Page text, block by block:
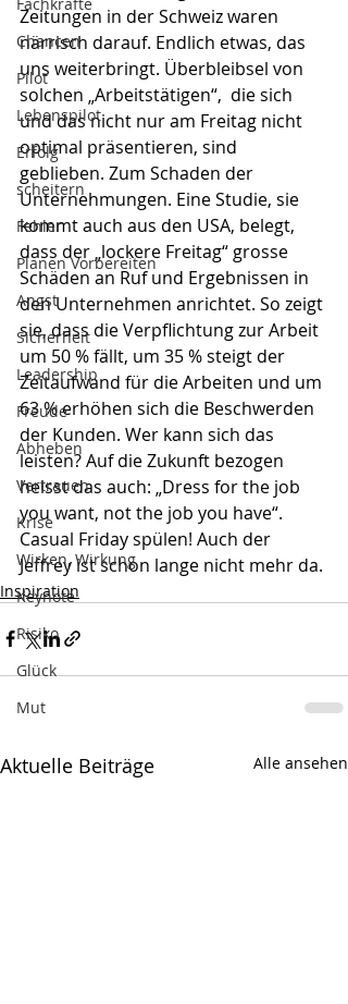
Chancen
Pilot
Lebenspilot
Erfolg
scheitern
Fehler
Planen Vorbereiten
Angst
Sicherheit
Leadership
Freude
Abheben
Vertrauen
Krise
Wirken, Wirkung
Keynote
Risiko
Glück
Mut
Zeitungen in der Schweiz waren
närrisch darauf. Endlich etwas, das
uns weiterbringt. Überbleibsel von
solchen „Arbeitstätigen“,  die sich
und das nicht nur am Freitag nicht
optimal präsentieren, sind
geblieben. Zum Schaden der
Unternehmungen. Eine Studie, sie
kommt auch aus den USA, belegt,
dass der „lockere Freitag“ grosse
Schäden an Ruf und Ergebnissen in
den Unternehmen anrichtet. So zeigt
sie, dass die Verpflichtung zur Arbeit
um 50 % fällt, um 35 % steigt der
Zeitaufwand für die Arbeiten und um
63 % erhöhen sich die Beschwerden
der Kunden. Wer kann sich das
leisten? Auf die Zukunft bezogen
heisst das auch: „Dress for the job
you want, not the job you have“.
Casual Friday spülen! Auch der
Jeffrey ist schon lange nicht mehr da.
Inspiration
Aktuelle Beiträge Alle ansehen